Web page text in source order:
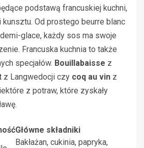
podstawą francuskiej kuchni,
Od prostego beurre blanc
glace, każdy sos ma swoje
Francuska kuchnia to także
specjałów. Bouillabaisse z
z Langwedocji czy coq au vin z
z potraw, które zyskały
Główne składniki
Bakłażan, cukinia, papryka,